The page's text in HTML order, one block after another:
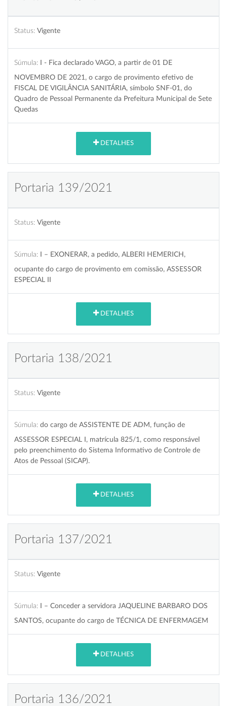
Status: Vigente
Súmula: I - Fica declarado VAGO, a partir de 01 DE
NOVEMBRO DE 2021, o cargo de provimento efetivo de
FISCAL DE VIGILÂNCIA SANITÁRIA, símbolo SNF-01, do
Quadro de Pessoal Permanente da Prefeitura Municipal de Sete
Quedas
DETALHES
Portaria 139/2021
Status: Vigente
Súmula: I – EXONERAR, a pedido, ALBERI HEMERICH,
ocupante do cargo de provimento em comissão, ASSESSOR
ESPECIAL II
DETALHES
Portaria 138/2021
Status: Vigente
Súmula: do cargo de ASSISTENTE DE ADM, função de
ASSESSOR ESPECIAL I, matrícula 825/1, como responsável
pelo preenchimento do Sistema Informativo de Controle de
Atos de Pessoal (SICAP).
DETALHES
Portaria 137/2021
Status: Vigente
Súmula: I – Conceder a servidora JAQUELINE BARBARO DOS
SANTOS, ocupante do cargo de TÉCNICA DE ENFERMAGEM
DETALHES
Portaria 136/2021